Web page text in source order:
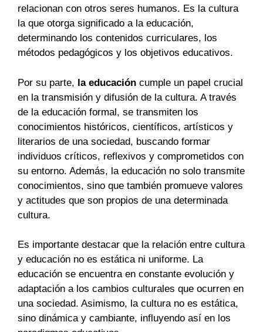
relacionan con otros seres humanos. Es la cultura
la que otorga significado a la educación,
determinando los contenidos curriculares, los
métodos pedagógicos y los objetivos educativos.
Por su parte, la educación cumple un papel crucial
en la transmisión y difusión de la cultura. A través
de la educación formal, se transmiten los
conocimientos históricos, científicos, artísticos y
literarios de una sociedad, buscando formar
individuos críticos, reflexivos y comprometidos con
su entorno. Además, la educación no solo transmite
conocimientos, sino que también promueve valores
y actitudes que son propios de una determinada
cultura.
Es importante destacar que la relación entre cultura
y educación no es estática ni uniforme. La
educación se encuentra en constante evolución y
adaptación a los cambios culturales que ocurren en
una sociedad. Asimismo, la cultura no es estática,
sino dinámica y cambiante, influyendo así en los